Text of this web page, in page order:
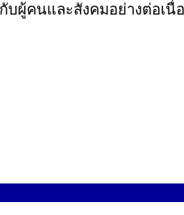
บผู้คนและสังคมอย่างต่อเนื่